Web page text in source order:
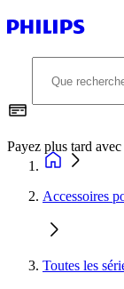
Payez plus tard
Accessoires
Toutes les